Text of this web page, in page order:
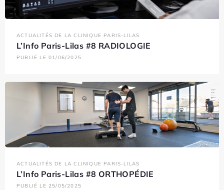
ACTUALITÉS DE LA CLINIQUE PARIS-LILAS
L’Info Paris-Lilas #8 RADIOLOGIE
PUBLIÉ LE 01/06/2025
ACTUALITÉS DE LA CLINIQUE PARIS-LILAS
L’Info Paris-Lilas #8 ORTHOPÉDIE
PUBLIÉ LE 25/05/2025